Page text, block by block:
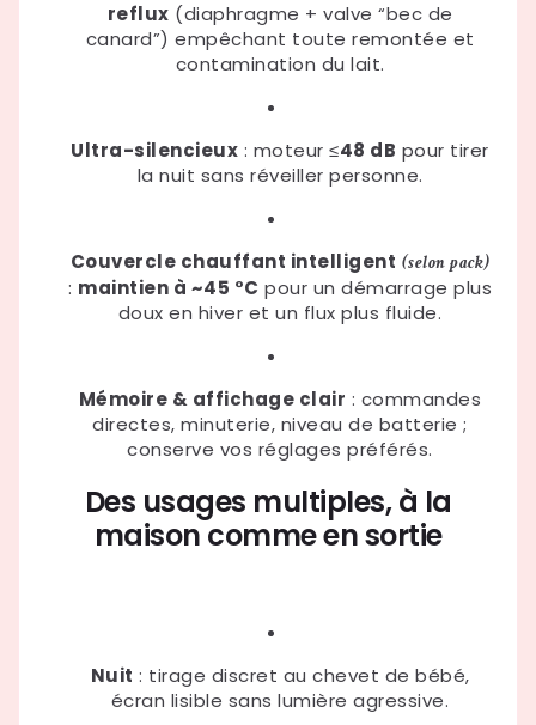
reflux (diaphragme + valve “bec de
canard”) empêchant toute remontée et
contamination du lait.
Ultra-silencieux : moteur ≤48 dB pour tirer
la nuit sans réveiller personne.
Couvercle chauffant intelligent (selon pack)
: maintien à ~45 °C pour un démarrage plus
doux en hiver et un flux plus fluide.
Mémoire & affichage clair : commandes
directes, minuterie, niveau de batterie ;
conserve vos réglages préférés.
Des usages multiples, à la
maison comme en sortie
Nuit : tirage discret au chevet de bébé,
écran lisible sans lumière agressive.